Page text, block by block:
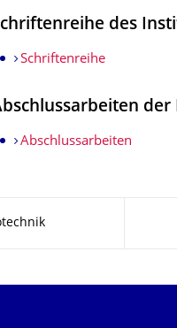
des
Schriftenreihe
Abschlussarbeiten